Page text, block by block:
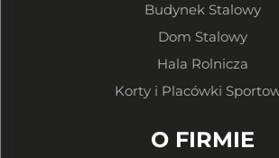
Budynek Stalowy
Dom Stalowy
Hala Rolnicza
Korty i Placówki
O FIRMIE